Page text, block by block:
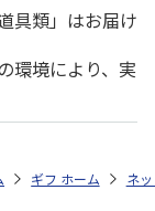
具類」はお届け
環境により、実
ドリンク ＜
ギフト特集 2026
お中元・夏ギフト
ギフトストア お
ホーム ネ